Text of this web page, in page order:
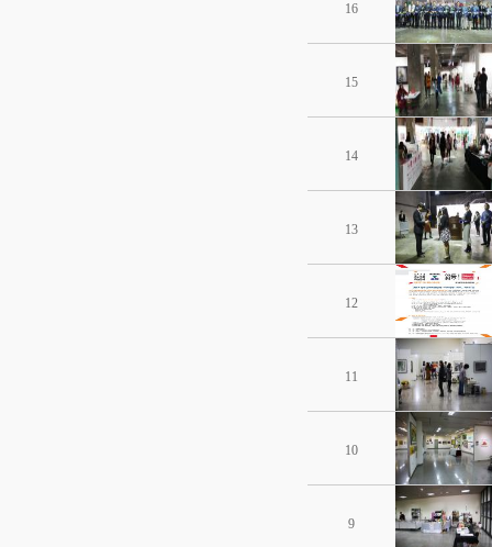
16
15
14
13
12
11
10
9